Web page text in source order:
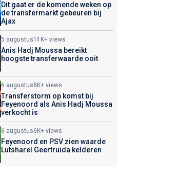
Dit gaat er de komende weken op
de transfermarkt gebeuren bij
Ajax
5 augustus11K+ views
Anis Hadj Moussa bereikt
hoogste transferwaarde ooit
6 augustus8K+ views
Transferstorm op komst bij
Feyenoord als Anis Hadj Moussa
verkocht is
6 augustus6K+ views
Feyenoord en PSV zien waarde
Lutsharel Geertruida kelderen